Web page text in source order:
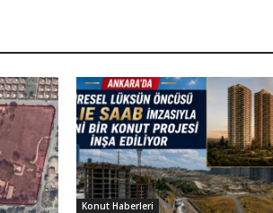
Konut Haberleri